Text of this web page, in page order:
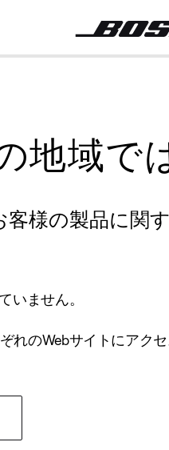
地域で
様の製品に関
いません。
れのWebサイトにアク